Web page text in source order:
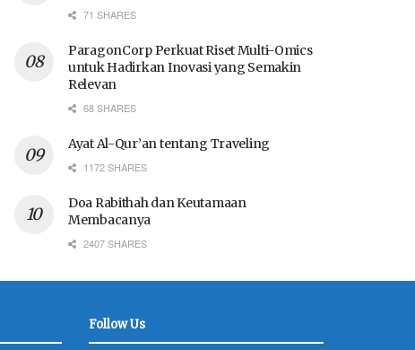
71 SHARES
ParagonCorp Perkuat Riset Multi-Omics
untuk Hadirkan Inovasi yang Semakin
Relevan
68 SHARES
Ayat Al-Qur’an tentang Traveling
1172 SHARES
Doa Rabithah dan Keutamaan
Membacanya
2407 SHARES
Follow Us